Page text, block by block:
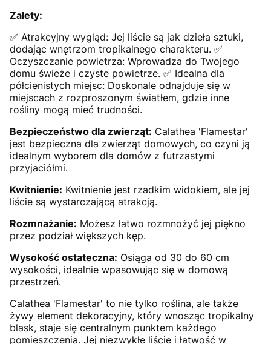
Zalety:
✅ Atrakcyjny wygląd: Jej liście są jak dzieła sztuki,
dodając wnętrzom tropikalnego charakteru. ✅
Oczyszczanie powietrza: Wprowadza do Twojego
domu świeże i czyste powietrze. ✅ Idealna dla
półcienistych miejsc: Doskonale odnajduje się w
miejscach z rozproszonym światłem, gdzie inne
rośliny mogą mieć trudności.
Bezpieczeństwo dla zwierząt: Calathea 'Flamestar'
jest bezpieczna dla zwierząt domowych, co czyni ją
idealnym wyborem dla domów z futrzastymi
przyjaciółmi.
Kwitnienie: Kwitnienie jest rzadkim widokiem, ale jej
liście są wystarczającą atrakcją.
Rozmnażanie: Możesz łatwo rozmnożyć jej piękno
przez podział większych kęp.
Wysokość ostateczna: Osiąga od 30 do 60 cm
wysokości, idealnie wpasowując się w domową
przestrzeń.
Calathea 'Flamestar' to nie tylko roślina, ale także
żywy element dekoracyjny, który wnosząc tropikalny
blask, staje się centralnym punktem każdego
pomieszczenia. Jej niezwykłe liście i łatwość w